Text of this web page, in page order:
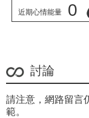
近期心情能量 0
討論
請注意，網路留言
範。